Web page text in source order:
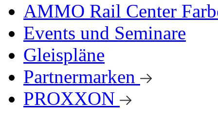
AMMO Rail Center
Events und Seminare
Gleispläne
Partnermarken
PROXXON